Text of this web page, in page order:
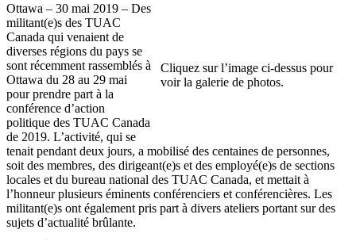
Cliquez sur l’image ci-dessus pour
voir la galerie de photos.
Ottawa – 30 mai 2019 – Des
militant(e)s des TUAC
Canada qui venaient de
diverses régions du pays se
sont récemment rassemblés à
Ottawa du 28 au 29 mai
pour prendre part à la
conférence d’action
politique des TUAC Canada
de 2019. L’activité, qui se
tenait pendant deux jours, a mobilisé des centaines de personnes,
soit des membres, des dirigeant(e)s et des employé(e)s de sections
locales et du bureau national des TUAC Canada, et mettait à
l’honneur plusieurs éminents conférenciers et conférencières. Les
militant(e)s ont également pris part à divers ateliers portant sur des
sujets d’actualité brûlante.